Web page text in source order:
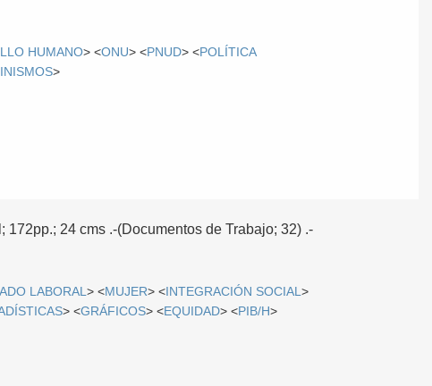
HUMANO> <ONU> <PNUD> <POLÍTICA
>
172pp.; 24 cms .-(Documentos de Trabajo; 32) .-
LABORAL> <MUJER> < INTEGRACIÓN SOCIAL>
> <GRÁFICOS> <EQUIDAD> <PIB/H>